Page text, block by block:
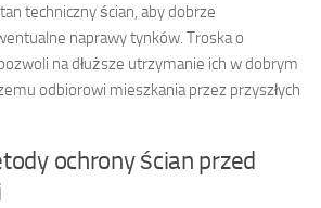
techniczny ścian, aby dobrze
naprawy tynków. Troska o
na dłuższe utrzymanie ich w dobrym
odbiorowi mieszkania przez przyszłych
ochrony ścian przed